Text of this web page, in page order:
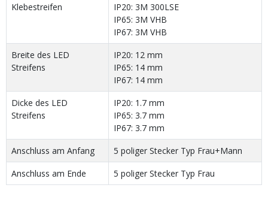
Klebestreifen
IP20: 3M 300LSE
IP65: 3M VHB
IP67: 3M VHB
Breite des LED
Streifens
IP20: 12 mm
IP65: 14 mm
IP67: 14 mm
Dicke des LED
Streifens
IP20: 1.7 mm
IP65: 3.7 mm
IP67: 3.7 mm
Anschluss am Anfang
5 poliger Stecker Typ Frau+Mann
Anschluss am Ende
5 poliger Stecker Typ Frau